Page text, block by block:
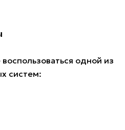
одной из
систем: